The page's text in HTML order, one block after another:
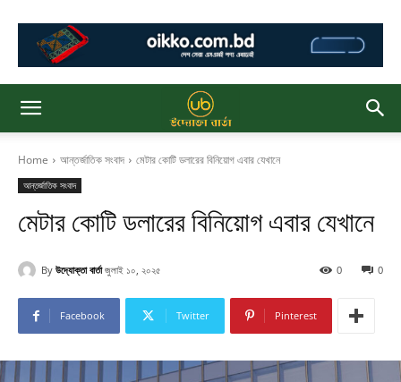
Home আন্তর্জাতিক সংবাদ মেটার কোটি ডলারের বিনিয়োগ এবার যেখানে
আন্তর্জাতিক সংবাদ
মেটার কোটি ডলারের বিনিয়োগ এবার যেখানে
By উদ্যোক্তা বার্তা জুলাই ১০, ২০২৫ 0
0
Facebook Twitter Pinterest